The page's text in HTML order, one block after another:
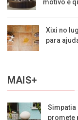
motivo e
Xixi no
para
MAIS+
Simpatia
promete